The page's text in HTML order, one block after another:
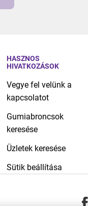
HASZNOS
HIVATKOZÁSOK
Vegye fel velünk a
kapcsolatot
Gumiabroncsok
keresése
Üzletek keresése
Sütik beállítása